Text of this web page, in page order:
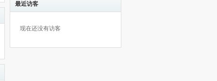
最近访客
现在还没有访客